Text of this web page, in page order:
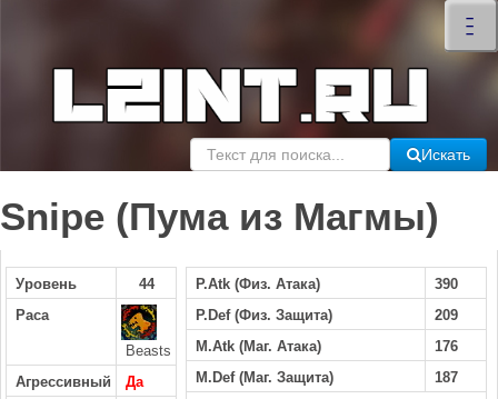
–
–
–
×
Искать
Snipe (Пума из Магмы)
Уровень
44
Раса
Beasts
Агрессивный
Да
P.Atk (Физ. Атака)
390
P.Def (Физ. Защита)
209
M.Atk (Маг. Атака)
176
M.Def (Маг. Защита)
187